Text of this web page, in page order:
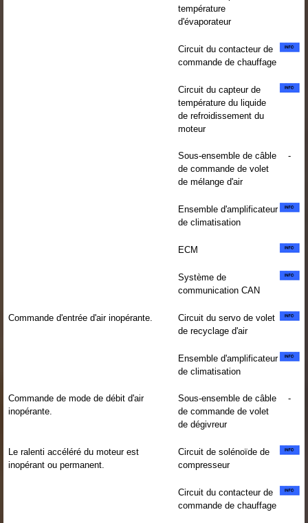
température
d'évaporateur
Circuit du contacteur de
commande de chauffage
Circuit du capteur de
température du liquide
de refroidissement du
moteur
Sous-ensemble de câble
de commande de volet
de mélange d'air
-
Ensemble d'amplificateur
de climatisation
ECM
Système de
communication CAN
Commande d'entrée d'air inopérante.
Circuit du servo de volet
de recyclage d'air
Ensemble d'amplificateur
de climatisation
Commande de mode de débit d'air
inopérante.
Sous-ensemble de câble
de commande de volet
de dégivreur
-
Le ralenti accéléré du moteur est
inopérant ou permanent.
Circuit de solénoïde de
compresseur
Circuit du contacteur de
commande de chauffage